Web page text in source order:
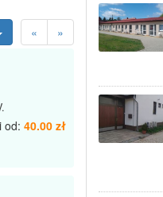
« »
od: 40.00 zł